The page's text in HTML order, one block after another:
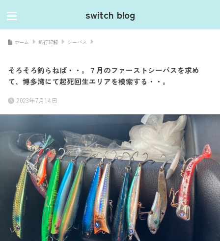
switch blog
ホーム 釣行記録 シーバス
そろそろ釣らねば・・。７月のファーストシーバスを求め
て、博多湾にて起死回生エリアを模索する・・。
2023年7月14日